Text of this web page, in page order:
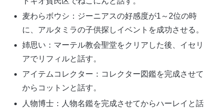
麦わらボウシ：ジーニアスの好感度が1～2位の時
に、アルタミラの子供探しイベントを成功させる。
姉思い：マーテル教会聖堂をクリアした後、イセリ
アでリフィルと話す。
アイテムコレクター：コレクター図鑑を完成させて
からコットンと話す。
人物博士：人物名鑑を完成させてからハーレイと話